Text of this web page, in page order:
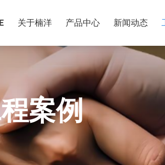
关于楠洋 产品中心 新闻动态
案例